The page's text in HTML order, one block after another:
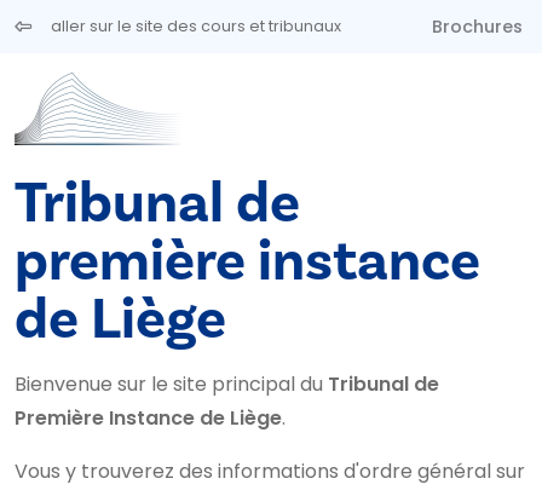
Aller au contenu principal
aller sur le site des cours et tribunaux Brochures
Tribunal de
première instance
de Liège
Bienvenue sur le site principal du Tribunal de
Première Instance de Liège.
Vous y trouverez des informations d'ordre général sur